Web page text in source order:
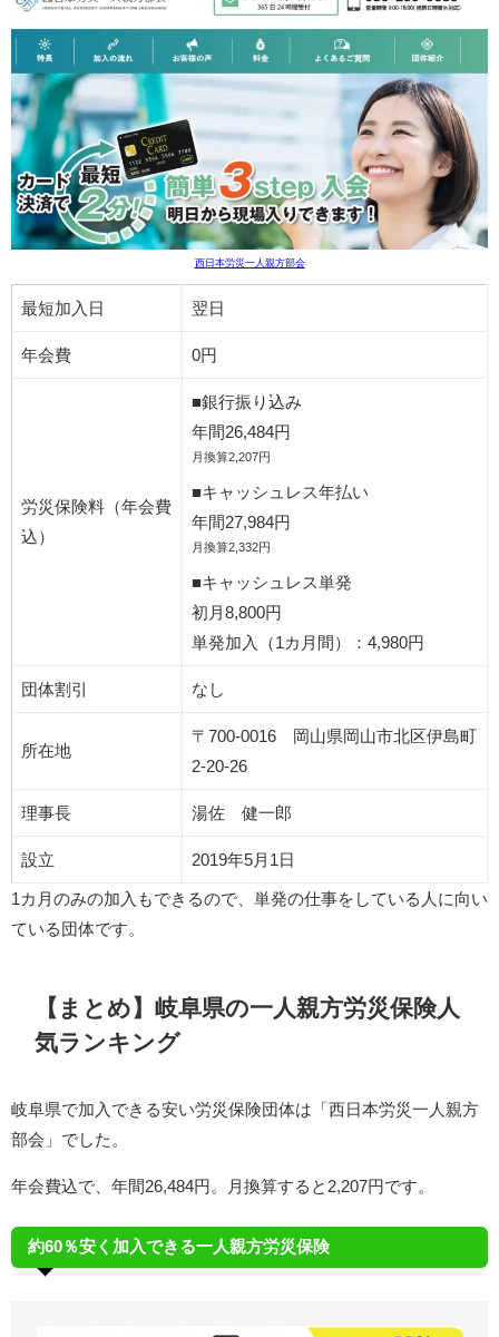
西日本労災一人親方部会
最短加入日 翌日
年会費 0円
労災保険料（年会費
込）
■銀行振り込み
年間26,484円
月換算2,207円
■キャッシュレス年払い
年間27,984円
月換算2,332円
■キャッシュレス単発
初月8,800円
単発加入（1カ月間）：4,980円
団体割引 なし
所在地
〒700-0016 岡山県岡山市北区伊島町
2-20-26
理事長 湯佐 健一郎
設立 2019年5月1日
1カ月のみの加入もできるので、単発の仕事をしている人に向い
ている団体です。
【まとめ】岐阜県の一人親方労災保険人
気ランキング
岐阜県で加入できる安い労災保険団体は「西日本労災一人親方
部会」でした。
年会費込で、年間26,484円。月換算すると2,207円です。
約60％安く加入できる一人親方労災保険